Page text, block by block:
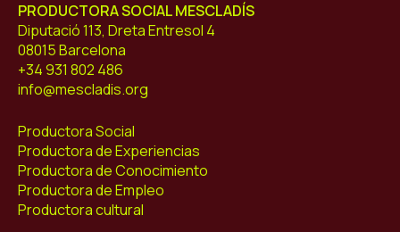
PRODUCTORA SOCIAL MESCLADÍS
Diputació 113, Dreta Entresol 4
08015 Barcelona
+34 931 802 486
info@mescladis.org
Productora Social
Productora de Experiencias
Productora de Conocimiento
Productora de Empleo
Productora cultural